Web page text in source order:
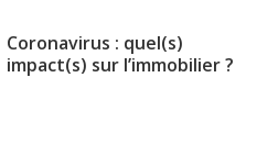
Coronavirus : quel(s)
impact(s) sur l’immobilier ?